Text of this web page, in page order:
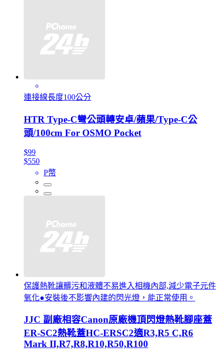
連接線長度100公分
HTR Type-C彎公頭轉安卓/蘋果/Type-C公
頭/100cm For OSMO Pocket
$99
$550
P幣
保護熱靴讓髒污和液體不易進入相機內部,減少電子元件
氧化●安裝後不影響內建的閃光燈，能正常使用。
JJC 副廠相容Canon原廠機頂閃燈熱靴腳座蓋
ER-SC2熱靴蓋HC-ERSC2適R3,R5 C,R6
Mark II,R7,R8,R10,R50,R100